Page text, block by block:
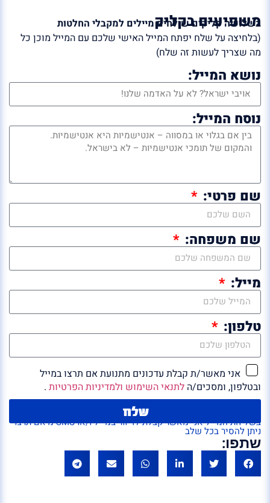
משפיעים בקליק
בשלושה קליקים שולחים מיילים למקבלי החלטות
(בלחיצה על שלח יפתח המייל האישי שלכם עם המייל מוכן כל
מה שצריך לעשות זה שלח)
נושא המייל:
נוסח המייל:
שם פרטי:
שם משפחה:
מייל:
טלפון:
אני מאשר/ת קבלת עדכונים מתנועת אם תרצו במייל
ובטלפון, ומסכים/ה לתנאי השימוש ולמדיניות הפרטיות .
שלח
בשליחת המייל אני מאשר קבלת לדיוור במייל ו/או SMS מ'אם תרצו'
ניתן להסיר בכל שלב
שתפו: